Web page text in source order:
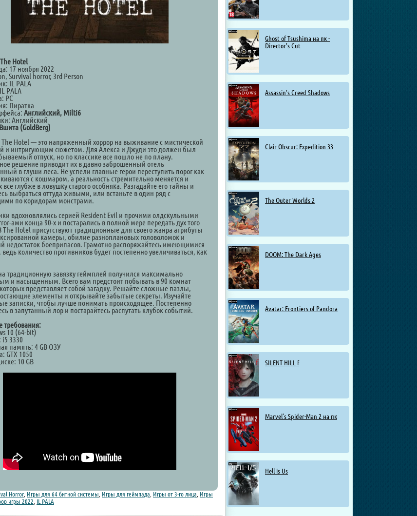
Ghost of Tsushima на пк -
Director's Cut
Assassin's Creed Shadows
Clair Obscur: Expedition 33
The Outer Worlds 2
DOOM: The Dark Ages
Avatar: Frontiers of Pandora
SILENT HILL f
Marvel’s Spider-Man 2 на пк
Hell is Us
The Hotel
17 ноября 2022
Survival horror, 3rd Person
IL PALA
PALA
PC
Пиратка
Английский, Milti6
Английский
Вшита (GoldBerg)
The Hotel — это напряженный хоррор на выживание с мистической
и интригующим сюжетом. Для Алекса и Джуди это должен был
отпуск, но по классике все пошло не по плану.
решение приводит их в давно заброшенный отель
в глуши леса. Не успели главные герои переступить порог как
с кошмаром, а реальность стремительно меняется и
все глубже в ловушку старого особняка. Разгадайте его тайны и
выбраться оттуда живыми, или встаньте в один ряд с
по коридорам монстрами.
вдохновлялись серией Resident Evil и прочими олдскульными
ами конца 90-х и постарались в полной мере передать дух того
Hotel присутствуют традиционные для своего жанра атрибуты
камеры, обилие разноплановых головоломок и
недостаток боеприпасов. Грамотно распоряжайтесь имеющимися
ведь количество противников будет постепенно увеличиваться, как
традиционную завязку геймплей получился максимально
и насыщенным. Всего вам предстоит побывать в 90 комнат
представляет собой загадку. Решайте сложные пазлы,
элементы и открывайте забытые секреты. Изучайте
записки, чтобы лучше понимать происходящее. Постепенно
в запутанный лор и постарайтесь распутать клубок событий.
требования:
10 (64-bit)
i5 3330
память: 4 GB ОЗУ
GTX 1050
10 GB
Horror Игры для 64 битной системы Игры для геймпада Игры от 3-го лица Игры
игры 2022 IL PALA